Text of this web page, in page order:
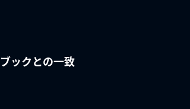
ブックとの一致